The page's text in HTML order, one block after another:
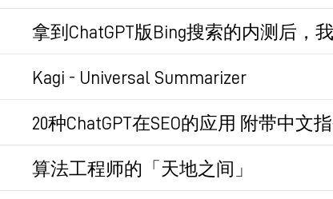
围。比如我订阅的内容有1000条未读，那
保证内容来源的质量可靠，又能提高阅读
决个人信息获取的问题。
永久链接
微软new Bing发布会，结合ChatGPT的
了解功能演示，直接从13分钟开始，
艳。
Yusuf把搜索需求分三类：导航（找到
杂），前两类传统搜索满足的很好，但第
类ChatGPT也能和传统搜索做的一样好，只
拿到ChatGPT版Bing搜索的内测后，
应该是国内的首测，两点值得注意：
1、仍然是对话式问答，但Bing版
替代搜索引擎了，直接提供答案，但又能
2.1、提示ChatGPT答案可能错误时，它会
Kagi - Universal Summarizer
Kagi出的智能摘要工具：给一个内容链接
大。
测试下来，貌似不支持中文。
20种ChatGPT在SEO的应用 附带中文
生成摘要、提取关键词、寻找外链网站，
算法工程师的「天地之间」